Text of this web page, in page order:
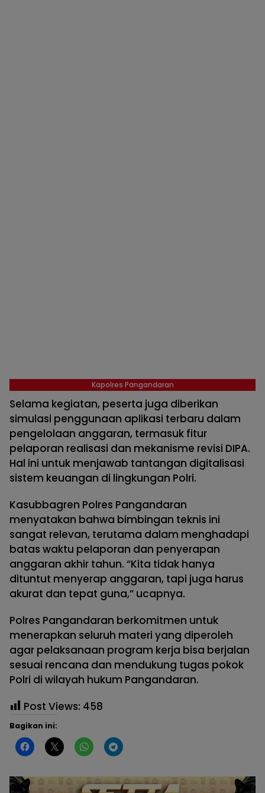
Kapolres Pangandaran
Selama kegiatan, peserta juga diberikan
simulasi penggunaan aplikasi terbaru dalam
pengelolaan anggaran, termasuk fitur
pelaporan realisasi dan mekanisme revisi DIPA.
Hal ini untuk menjawab tantangan digitalisasi
sistem keuangan di lingkungan Polri.
Kasubbagren Polres Pangandaran
menyatakan bahwa bimbingan teknis ini
sangat relevan, terutama dalam menghadapi
batas waktu pelaporan dan penyerapan
anggaran akhir tahun. “Kita tidak hanya
dituntut menyerap anggaran, tapi juga harus
akurat dan tepat guna,” ucapnya.
Polres Pangandaran berkomitmen untuk
menerapkan seluruh materi yang diperoleh
agar pelaksanaan program kerja bisa berjalan
sesuai rencana dan mendukung tugas pokok
Polri di wilayah hukum Pangandaran.
Post Views: 458
Bagikan ini: